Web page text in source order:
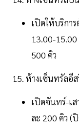
เปิดให้บริกา
13.00-
500 คิว
15. ห้างเซ็นทรัลอี
เปิดจันทร์-เ
ละ 200 คิว (